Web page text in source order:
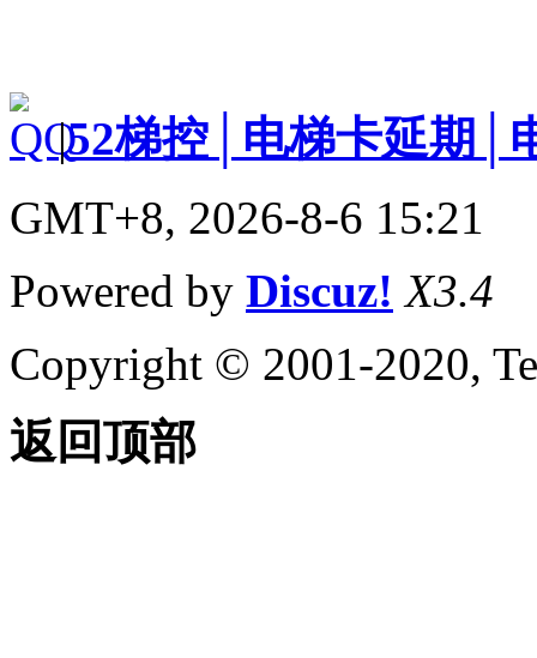
|52梯控│电梯卡延期│
GMT+8, 2026-8-6 15:21
Powered by Discuz! X3.4
Copyright © 2001-2020,
返回顶部